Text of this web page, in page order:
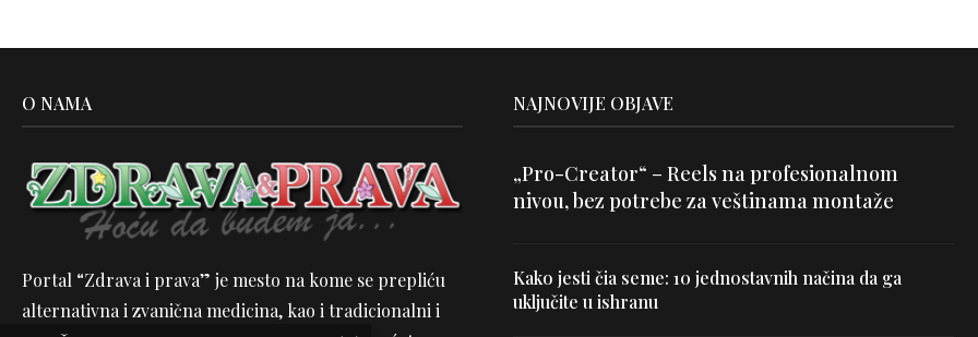
O NAMA
Portal “Zdrava i prava” je mesto na kome se prepliću
alternativna i zvanična medicina, kao i tradicionalni i
NAJNOVIJE OBJAVE
„Pro-Creator“ – Reels na profesionalnom
nivou, bez potrebe za veštinama montaže
Kako jesti čia seme: 10 jednostavnih načina da ga
uključite u ishranu